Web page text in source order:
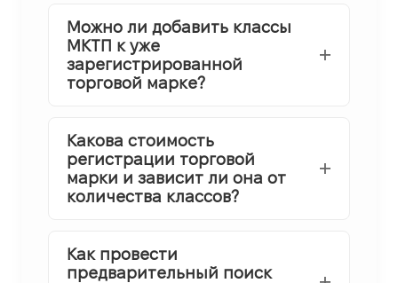
Можно ли добавить классы
МКТП к уже
зарегистрированной
торговой марке?
Какова стоимость
регистрации торговой
марки и зависит ли она от
количества классов?
Как провести
предварительный поиск